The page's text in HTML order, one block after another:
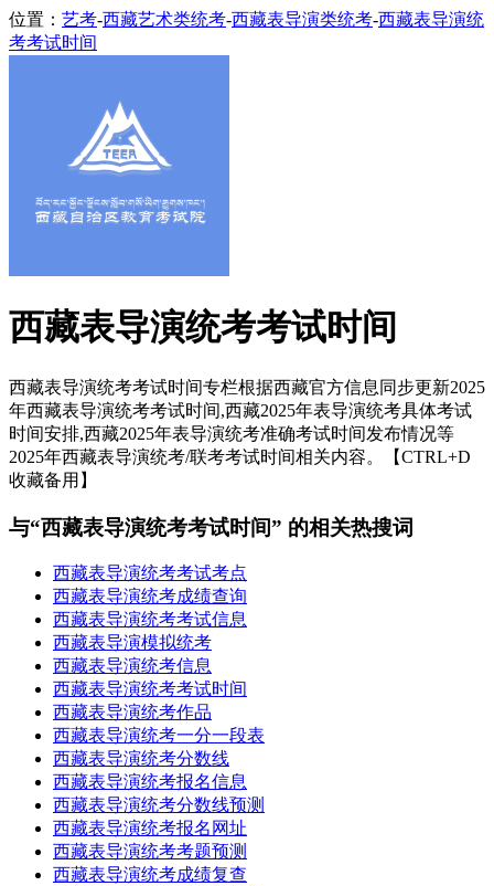
位置： 艺考-西藏艺术类统考-西藏表导演类统考-西藏表导演统
考考试时间
西藏表导演统考考试时间
西藏表导演统考考试时间专栏根据西藏官方信息同步更新2025
年西藏表导演统考考试时间,西藏2025年表导演统考具体考试
时间安排,西藏2025年表导演统考准确考试时间发布情况等
2025年西藏表导演统考/联考考试时间相关内容。【CTRL+D
收藏备用】
与“西藏表导演统考考试时间” 的相关热搜词
西藏表导演统考考试考点
西藏表导演统考成绩查询
西藏表导演统考考试信息
西藏表导演模拟统考
西藏表导演统考信息
西藏表导演统考考试时间
西藏表导演统考作品
西藏表导演统考一分一段表
西藏表导演统考分数线
西藏表导演统考报名信息
西藏表导演统考分数线预测
西藏表导演统考报名网址
西藏表导演统考考题预测
西藏表导演统考成绩复查